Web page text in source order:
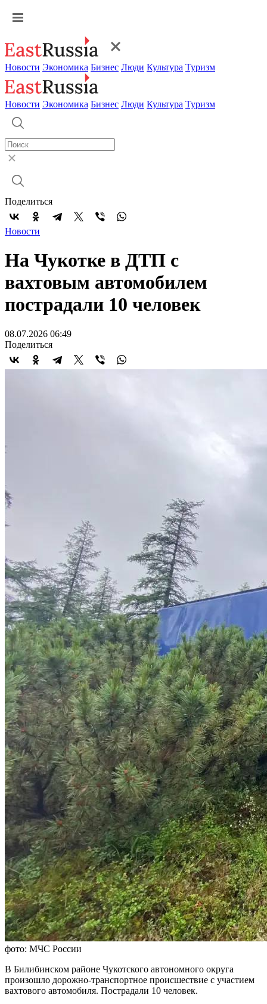
Новости Экономика Бизнес Люди Культура Туризм
Новости Экономика Бизнес Люди Культура Туризм
Поделиться
Новости
На Чукотке в ДТП с
вахтовым автомобилем
пострадали 10 человек
08.07.2026 06:49
Поделиться
фото: МЧС России
В Билибинском районе Чукотского автономного округа
произошло дорожно-транспортное происшествие с участием
вахтового автомобиля. Пострадали 10 человек.